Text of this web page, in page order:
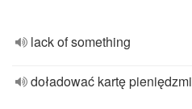
lack of something
doładować kartę pieniędzmi